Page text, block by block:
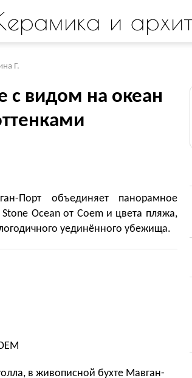
и
Г.
с видом на океан
Порт объединяет панорамное
Ocean от Coem и цвета пляжа,
уединённого убежища.
в живописной бухте Мавган-